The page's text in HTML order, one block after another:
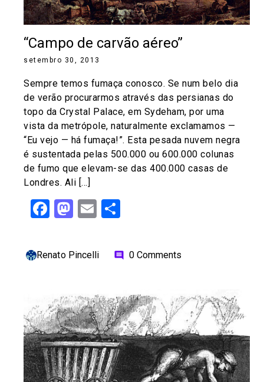
“Campo de carvão aéreo”
setembro 30, 2013
Sempre temos fumaça conosco. Se num belo dia
de verão procurarmos através das persianas do
topo da Crystal Palace, em Sydeham, por uma
vista da metrópole, naturalmente exclamamos —
“Eu vejo — há fumaça!”. Esta pesada nuvem negra
é sustentada pelas 500.000 ou 600.000 colunas
de fumo que elevam-se das 400.000 casas de
Londres. Ali […]
Facebook
Mastodon
Email
Renato Pincelli comment 0 Comments